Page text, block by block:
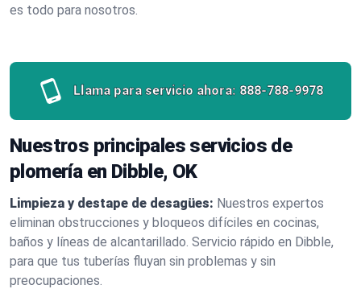
es todo para nosotros.
Llama para servicio ahora: 888-788-9978
Nuestros principales servicios de
plomería en Dibble, OK
Limpieza y destape de desagües: Nuestros expertos
eliminan obstrucciones y bloqueos difíciles en cocinas,
baños y líneas de alcantarillado. Servicio rápido en Dibble,
para que tus tuberías fluyan sin problemas y sin
preocupaciones.